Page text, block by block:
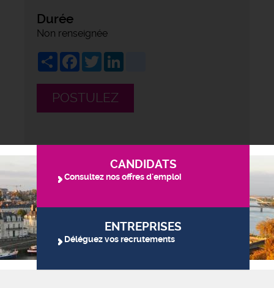
Durée
Non renseignée
ShareFacebook
Twitter
POSTULEZ
CANDIDATS
Consultez nos offres d'emploi
ENTREPRISES
Déléguez vos recrutements